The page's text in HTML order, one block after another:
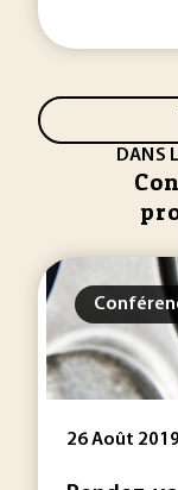
DANS
26 Août 2019